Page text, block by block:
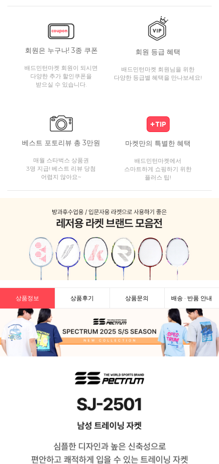
회원은 누구나! 3종 쿠폰
배드민턴마켓 회원이 되시면
다양한 추가 할인쿠폰을
받으실 수 있습니다.
회원 등급 혜택
배드민턴마켓 회원님을 위한
다양한 등급별 혜택을 만나보세요!
베스트 포토리뷰 총 3만원
매월 스타벅스 상품권
3명 지급! 베스트 리뷰 당첨
어렵지 않아요~
마켓만의 특별한 혜택
배드민턴마켓에서
스마트하게 쇼핑하기 위한
플러스 팁!
상품정보 상품후기 상품문의 배송 · 반품 안내